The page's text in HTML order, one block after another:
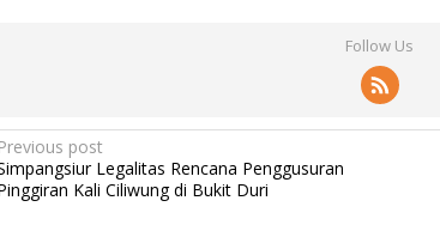
Follow Us
Previous post
Legalitas Rencana Penggusuran
Kali Ciliwung di Bukit Duri